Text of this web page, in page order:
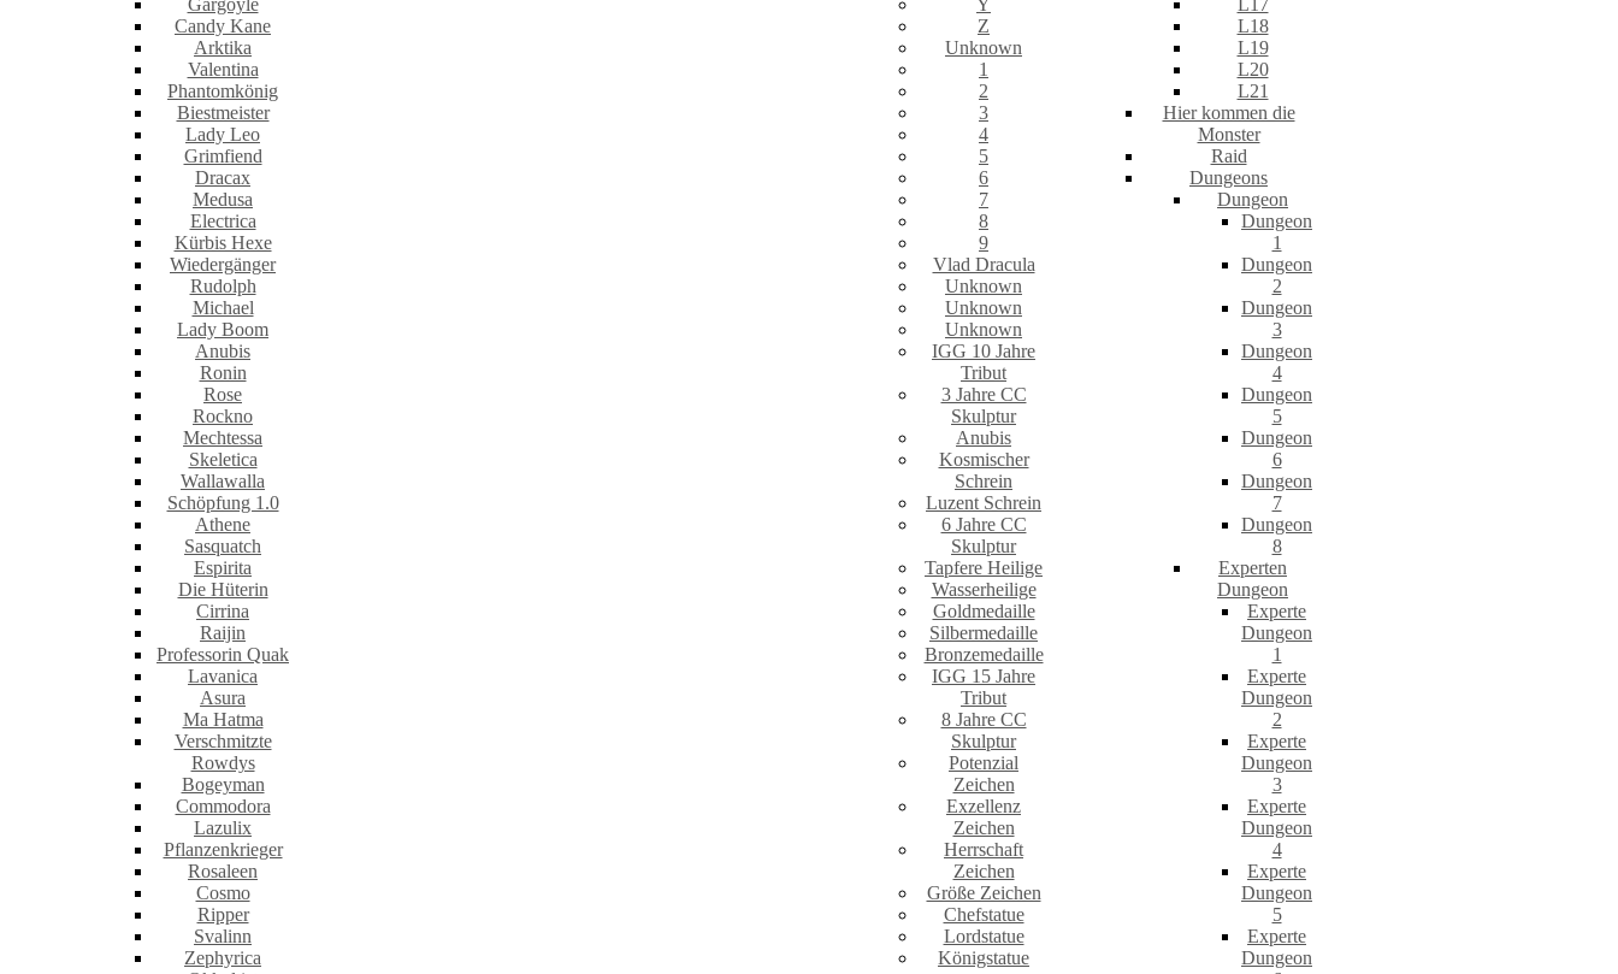
Gargoyle
Candy Kane
Arktika
Valentina
Phantomkönig
Biestmeister
Lady Leo
Grimfiend
Dracax
Medusa
Electrica
Kürbis Hexe
Wiedergänger
Rudolph
Michael
Lady Boom
Anubis
Ronin
Rose
Rockno
Mechtessa
Skeletica
Wallawalla
Schöpfung 1.0
Athene
Sasquatch
Espirita
Die Hüterin
Cirrina
Raijin
Professorin Quak
Lavanica
Asura
Ma Hatma
Verschmitzte
Rowdys
Bogeyman
Commodora
Lazulix
Pflanzenkrieger
Rosaleen
Cosmo
Ripper
Svalinn
Zephyrica
Y
Z
Unknown
1
2
3
4
5
6
7
8
9
Vlad Dracula
Unknown
Unknown
Unknown
IGG 10 Jahre
Tribut
3 Jahre CC
Skulptur
Anubis
Kosmischer
Schrein
Luzent Schrein
6 Jahre CC
Skulptur
Tapfere Heilige
Wasserheilige
Goldmedaille
Silbermedaille
Bronzemedaille
IGG 15 Jahre
Tribut
8 Jahre CC
Skulptur
Potenzial
Zeichen
Exzellenz
Zeichen
Herrschaft
Zeichen
Größe Zeichen
Chefstatue
Lordstatue
Königstatue
L17
L18
L19
L20
L21
Hier kommen die
Monster
Raid
Dungeons
Dungeon
Dungeon
1
Dungeon
2
Dungeon
3
Dungeon
4
Dungeon
5
Dungeon
6
Dungeon
7
Dungeon
8
Experten
Dungeon
Experte
Dungeon
1
Experte
Dungeon
2
Experte
Dungeon
3
Experte
Dungeon
4
Experte
Dungeon
5
Experte
Dungeon